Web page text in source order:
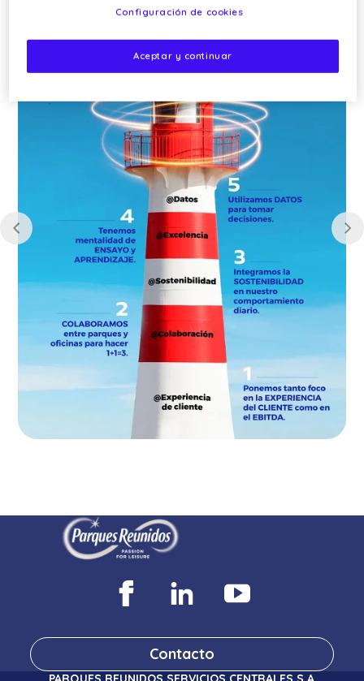
Contacto
Aceptar y continuar
Configuración de cookies